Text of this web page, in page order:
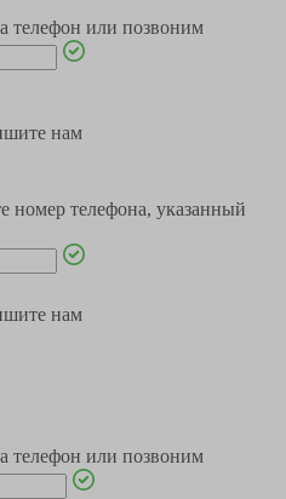
телефон или позвоним
нам
номер телефона, указанный
нам
телефон или позвоним